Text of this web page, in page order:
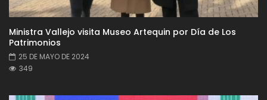
Ministra Vallejo visita Museo Artequin por Día de Los
Patrimonios
25 DE MAYO DE 2024
349